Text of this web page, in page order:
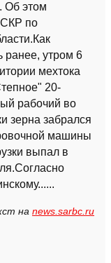
Об этом
по
ранее, утром 6
мехтока
20-
рабочий во
зерна забрался
машины
выпал в
на news.sarbc.ru